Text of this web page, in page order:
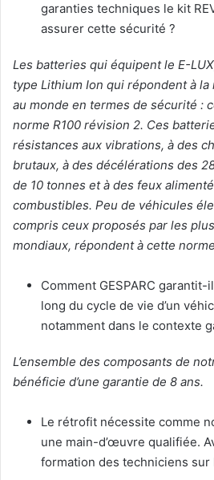
garanties techniques le kit
assurer cette sécurité ?
Les batteries qui équipent le E-
type Lithium Ion qui répondent à
au monde en termes de sécurité :
norme R100 révision 2. Ces
résistances aux vibrations, à des
brutaux, à des décélérations des
de 10 tonnes et à des feux
combustibles. Peu de véhicules
compris ceux proposés par les
mondiaux, répondent à cette
Comment GESPARC
long du cycle de vie d’un
notamment dans le contexte
L’ensemble des composants de
bénéficie d’une garantie de 8 ans.
Le rétrofit nécessite comme
une main-d’œuvre qualifiée.
formation des techniciens